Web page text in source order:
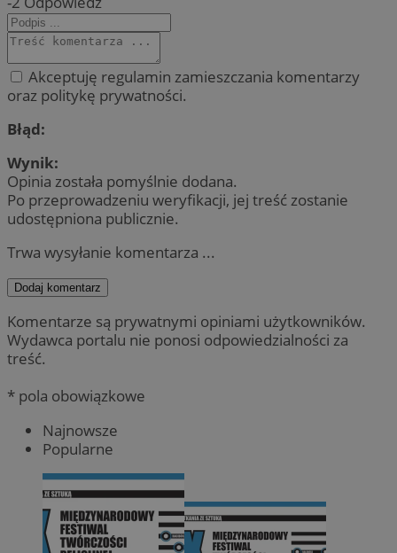
Akceptuję regulamin zamieszczania komentarzy
oraz politykę prywatności.
Błąd:
Wynik:
Opinia została pomyślnie dodana.
Po przeprowadzeniu weryfikacji, jej treść zostanie
udostępniona publicznie.
Trwa wysyłanie komentarza ...
Dodaj komentarz
Komentarze są prywatnymi opiniami użytkowników.
Wydawca portalu nie ponosi odpowiedzialności za
treść.
* pola obowiązkowe
Najnowsze
Popularne